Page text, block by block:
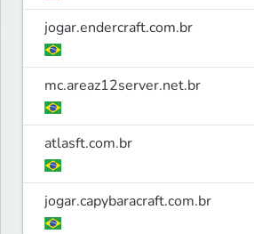
jogar.endercraft.com.br
mc.areaz12server.net.br
atlasft.com.br
jogar.capybaracraft.com.br